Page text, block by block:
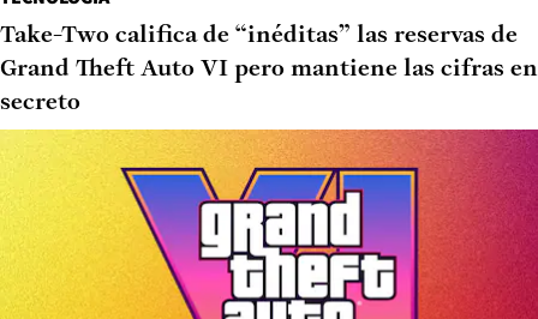
Take-Two califica de “inéditas” las reservas de
Grand Theft Auto VI pero mantiene las cifras en
secreto